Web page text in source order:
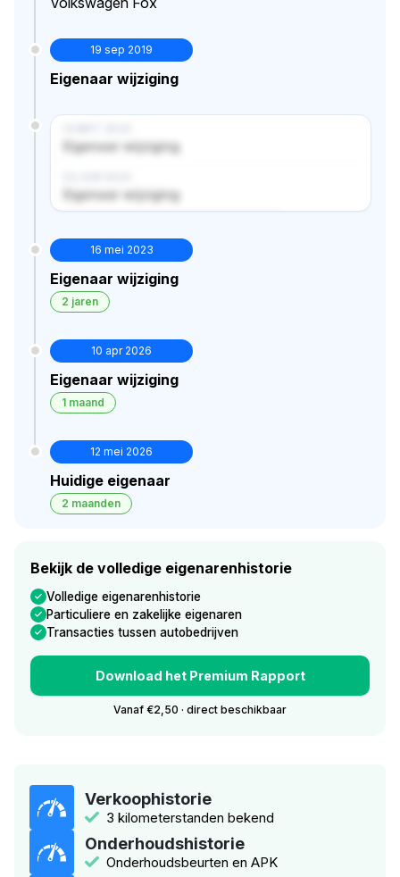
19 sep 2019
Eigenaar wijziging
Eigenaar wijziging
Eigenaar wijziging
16 mei 2023
Eigenaar wijziging
2 jaren
10 apr 2026
Eigenaar wijziging
1 maand
12 mei 2026
Huidige eigenaar
2 maanden
Bekijk de volledige eigenarenhistorie
Volledige eigenarenhistorie
Particuliere en zakelijke eigenaren
Transacties tussen autobedrijven
Download het Premium Rapport
Vanaf €2,50 · direct beschikbaar
Verkoophistorie
3 kilometerstanden bekend
Onderhoudshistorie
Onderhoudsbeurten en APK